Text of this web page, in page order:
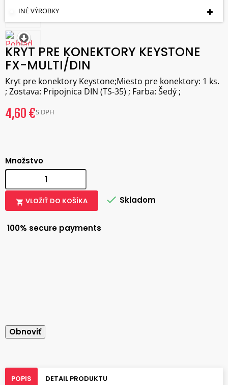
INÉ VÝROBKY
KRYT PRE KONEKTORY KEYSTONE
FX-MULTI/DIN
Kryt pre konektory Keystone;Miesto pre konektory: 1 ks.
; Zostava: Pripojnica DIN (TS-35) ; Farba: Šedý ;
4,60 €S DPH
Množstvo
 VLOŽIŤ DO KOŠÍKA  Skladom
100% secure payments
POPIS DETAIL PRODUKTU